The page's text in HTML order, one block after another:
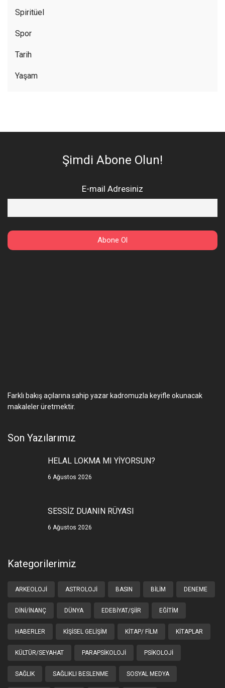
Spiritüel
Spor
Tarih
Yaşam
Şimdi Abone Olun!
E-mail Adresiniz
Farklı bakış açılarına sahip yazar kadromuzla keyifle okunacak
makaleler üretmektir.
Son Yazılarımız
HELAL LOKMA MI YİYORSUN?
6 Ağustos 2026
SESSİZ DUANIN RÜYASI
6 Ağustos 2026
Kategorilerimiz
ARKEOLOJI ASTROLOJI BASIN BILIM DENEME
DINI/İNANÇ DÜNYA EDEBIYAT/ŞIIR EĞITIM
HABERLER KIŞISEL GELIŞIM KITAP/ FILM KITAPLAR
KÜLTÜR/SEYAHAT PARAPSIKOLOJI PSIKOLOJI
SAĞLIK SAĞLIKLI BESLENME SOSYAL MEDYA